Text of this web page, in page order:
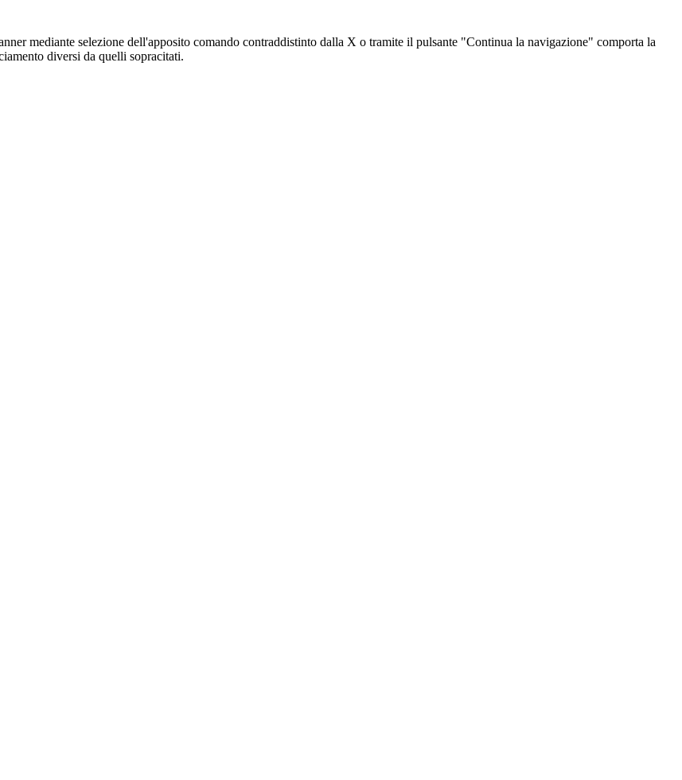
mediante selezione dell'apposito comando contraddistinto dalla X o tramite il pulsante "Continua la navigazione" comporta la
diversi da quelli sopracitati.